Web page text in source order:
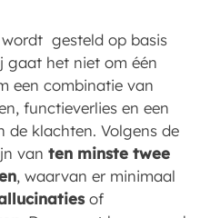
gesteld op basis
gaat het niet om één
een combinatie van
functieverlies en een
de klachten. Volgens de
van ten minste twee
, waarvan er minimaal
of